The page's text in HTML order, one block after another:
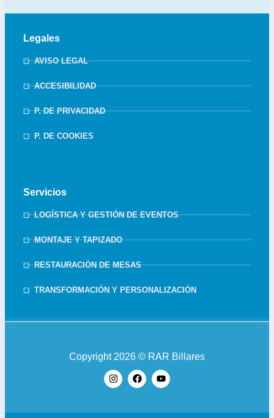
Legales
AVISO LEGAL
ACCESIBILIDAD
P. DE PRIVACIDAD
P. DE COOKIES
Servicios
LOGÍSTICA Y GESTIÓN DE EVENTOS
MONTAJE Y TAPIZADO
RESTAURACIÓN DE MESAS
TRANSFORMACIÓN Y PERSONALIZACIÓN
Copyright 2026 © RAR Billares